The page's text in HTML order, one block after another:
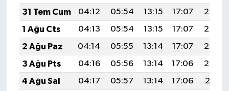
31 Tem Cum
04:12 05:54 13:15 17:07
20:26
1 Ağu Cts
04:13 05:54 13:15 17:07
20:25
2 Ağu Paz
04:14 05:55 13:14 17:07
20:24
3 Ağu Pts
04:16 05:56 13:14 17:06
20:22
4 Ağu Sal
04:17 05:57 13:14 17:06
20:21